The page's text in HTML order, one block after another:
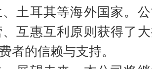
土耳其等海外国家。公
互惠互利原则获得了
者的信赖与支持。